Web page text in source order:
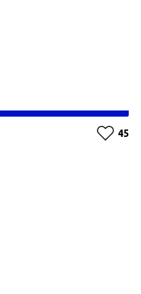
45